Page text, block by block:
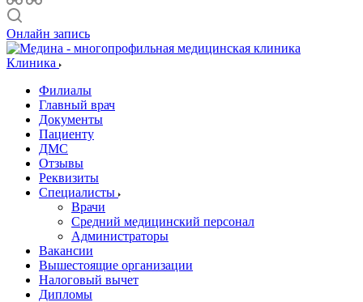
Онлайн запись
Клиника
Филиалы
Главный врач
Документы
Пациенту
ДМС
Отзывы
Реквизиты
Специалисты
Врачи
Средний медицинский персонал
Администраторы
Вакансии
Вышестоящие организации
Налоговый вычет
Дипломы